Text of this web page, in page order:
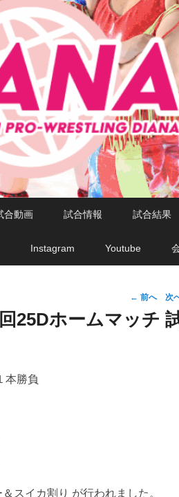
合動画 試合情報 試合結果
Instagram Youtube
投
稿
← 前へ 次
25Dホームマッチ
本勝負
スイカ割り が行われました。